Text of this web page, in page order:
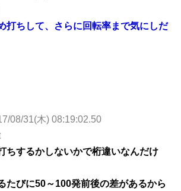
打ちして、さらに回転率まで気にしだ
08/31(木) 08:19:02.50
ちするかしないかで桁違いなんだけ
たびに50～100発前後の差があるから